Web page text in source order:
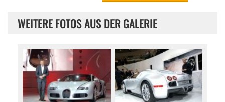
WEITERE FOTOS AUS DER GALERIE